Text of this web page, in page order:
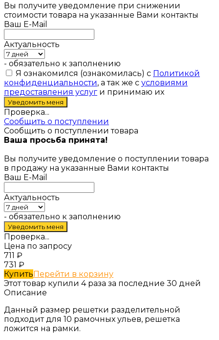
Вы получите уведомление при снижении
стоимости товара на указанные Вами контакты
Ваш E-Mail
Актуальность
- обязательно к заполнению
Я ознакомился (ознакомилась) с Политикой
конфиденциальности, а так же с условиями
предоставления услуг и принимаю их
Проверка...
Сообщить о поступлении
Сообщить о поступлении товара
Ваша просьба принята!
Вы получите уведомление о поступлении товара
в продажу на указанные Вами контакты
Ваш E-Mail
Актуальность
- обязательно к заполнению
Проверка...
Цена по запросу
711 ₽
731 ₽
КупитьПерейти в корзину
Этот товар купили 4 раза за последние 30 дней
Описание
Данный размер решетки разделительной
подходит для 10 рамочных ульев, решетка
ложится на рамки.